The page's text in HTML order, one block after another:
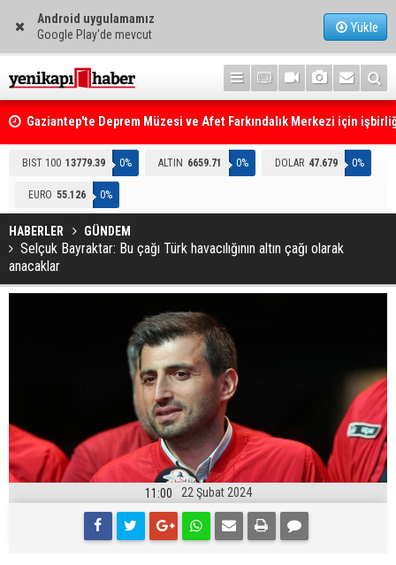
Android uygulamamız
Google Play'de mevcut
Yükle
Gaziantep'te Deprem Müzesi ve Afet Farkındalık Merkezi için
protokolü imzalandı
Resmi Gazete'de Bugün
BIST 100 13779.39 0% ALTIN 6659.71 0% DOLAR 47.679 0%
EURO 55.126 0%
HABERLER GÜNDEM
Selçuk Bayraktar: Bu çağı Türk havacılığının altın çağı olarak
anacaklar
11:00 22 Şubat 2024